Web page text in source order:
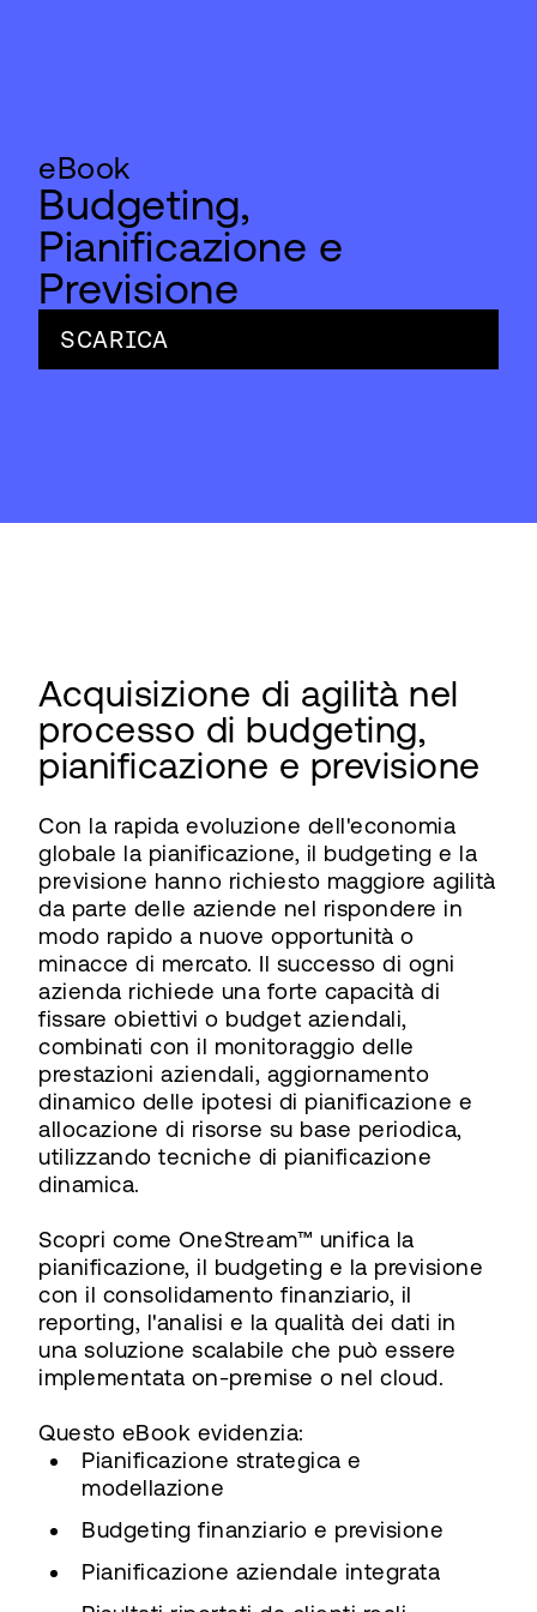
eBook
Budgeting,
Pianificazione e
Previsione
SCARICA
Acquisizione di agilità nel
processo di budgeting,
pianificazione e previsione
Con la rapida evoluzione dell'economia
globale la pianificazione, il budgeting e la
previsione hanno richiesto maggiore agilità
da parte delle aziende nel rispondere in
modo rapido a nuove opportunità o
minacce di mercato. Il successo di ogni
azienda richiede una forte capacità di
fissare obiettivi o budget aziendali,
combinati con il monitoraggio delle
prestazioni aziendali, aggiornamento
dinamico delle ipotesi di pianificazione e
allocazione di risorse su base periodica,
utilizzando tecniche di pianificazione
dinamica.
Scopri come OneStream™ unifica la
pianificazione, il budgeting e la previsione
con il consolidamento finanziario, il
reporting, l'analisi e la qualità dei dati in
una soluzione scalabile che può essere
implementata on-premise o nel cloud.
Questo eBook evidenzia:
Pianificazione strategica e
modellazione
Budgeting finanziario e previsione
Pianificazione aziendale integrata